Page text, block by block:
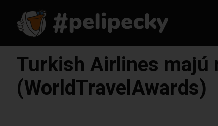
Turkish Airlines majú
(WorldTravelAwards)